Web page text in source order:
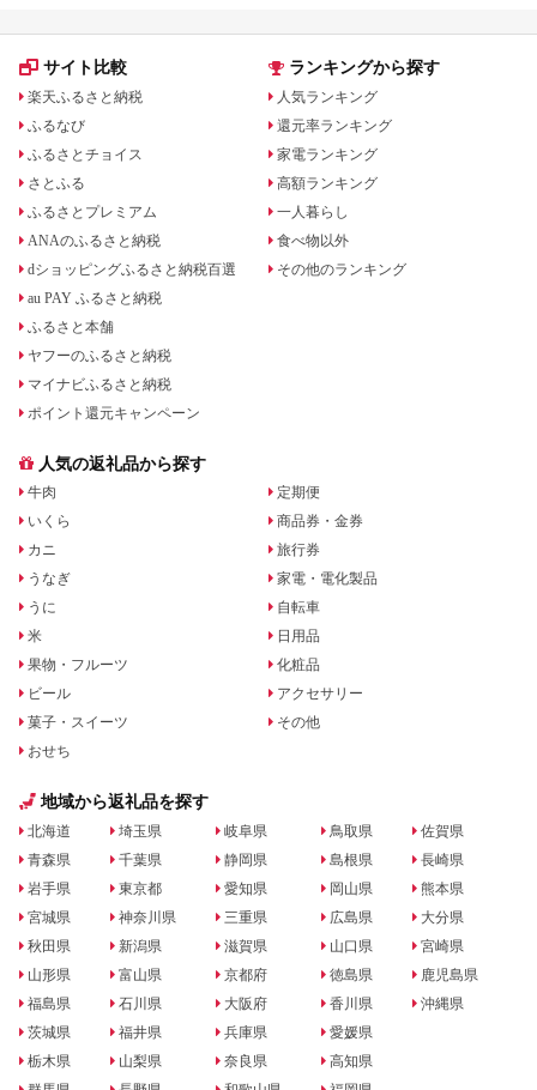
サイト比較
楽天ふるさと納税
ふるなび
ふるさとチョイス
さとふる
ふるさとプレミアム
ANAのふるさと納税
dショッピングふるさと納税百選
au PAY ふるさと納税
ふるさと本舗
ヤフーのふるさと納税
マイナビふるさと納税
ポイント還元キャンペーン
ランキングから探す
人気ランキング
還元率ランキング
家電ランキング
高額ランキング
一人暮らし
食べ物以外
その他のランキング
人気の返礼品から探す
牛肉
いくら
カニ
うなぎ
うに
米
果物・フルーツ
ビール
菓子・スイーツ
おせち
定期便
商品券・金券
旅行券
家電・電化製品
自転車
日用品
化粧品
アクセサリー
その他
地域から返礼品を探す
北海道
青森県
岩手県
宮城県
秋田県
山形県
福島県
茨城県
栃木県
埼玉県
千葉県
東京都
神奈川県
新潟県
富山県
石川県
福井県
山梨県
岐阜県
静岡県
愛知県
三重県
滋賀県
京都府
大阪府
兵庫県
奈良県
鳥取県
島根県
岡山県
広島県
山口県
徳島県
香川県
愛媛県
高知県
佐賀県
長崎県
熊本県
大分県
宮崎県
鹿児島県
沖縄県